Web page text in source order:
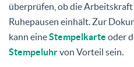
überprüfen, ob die
Ruhepausen einhält. Zur
kann eineStempelkarte oder
Stempeluhrvon Vorteil sein.